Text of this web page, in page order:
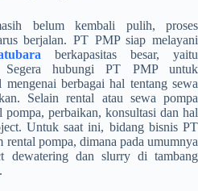
belum kembali pulih, proses
berjalan. PT PMP siap melayani
berkapasitas besar, yaitu
Segera hubungi PT PMP untuk
berbagai hal tentang sewa
Selain rental atau sewa pompa
perbaikan, konsultasi dan hal
Untuk saat ini, bidang bisnis PT
rental pompa, dimana pada umumnya
dewatering dan slurry di tambang